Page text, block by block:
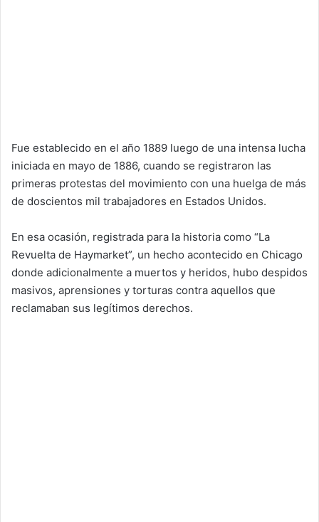
Fue establecido en el año 1889 luego de una intensa lucha
iniciada en mayo de 1886, cuando se registraron las
primeras protestas del movimiento con una huelga de más
de doscientos mil trabajadores en Estados Unidos.
En esa ocasión, registrada para la historia como “La
Revuelta de Haymarket”, un hecho acontecido en Chicago
donde adicionalmente a muertos y heridos, hubo despidos
masivos, aprensiones y torturas contra aquellos que
reclamaban sus legítimos derechos.